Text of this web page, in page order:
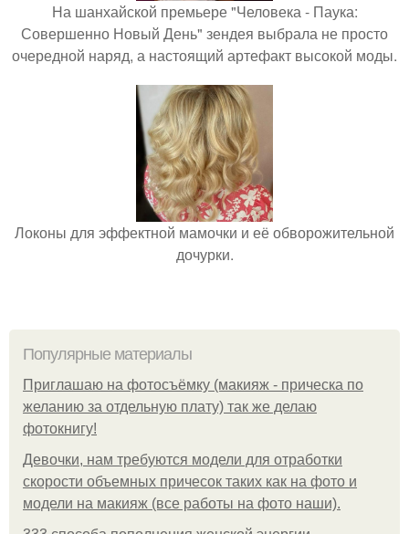
На шанхайской премьере "Человека - Паука:
Совершенно Новый День" зендея выбрала не просто
очередной наряд, а настоящий артефакт высокой моды.
Локоны для эффектной мамочки и её обворожительной
дочурки.
Популярные материалы
Приглашаю на фотосъёмку (макияж - прическа по
желанию за отдельную плату) так же делаю
фотокнигу!
Девочки, нам требуются модели для отработки
скорости объемных причесок таких как на фото и
модели на макияж (все работы на фото наши).